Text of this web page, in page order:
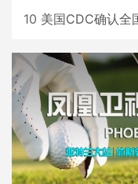
10 美国CDC确认全国